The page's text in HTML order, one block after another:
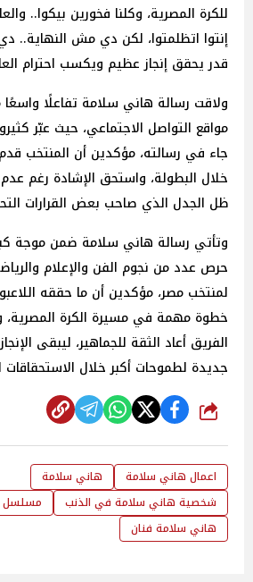
للكرة المصرية، وكلنا فخورين بيكوا..
إنتوا اتظلمتوا، لكن دي مش النهاية..
قدر يحقق إنجاز عظيم ويكسب احترام
ولاقت رسالة هاني سلامة تفاعلًا واسعًا
مواقع التواصل الاجتماعي، حيث عبّر
جاء في رسالته، مؤكدين أن المنتخب
خلال البطولة، واستحق الإشادة رغم
ظل الجدل الذي صاحب بعض القرارات
وتأتي رسالة هاني سلامة ضمن موجة
حرص عدد من نجوم الفن والإعلام
لمنتخب مصر، مؤكدين أن ما حققه
خطوة مهمة في مسيرة الكرة المصرية،
الفريق أعاد الثقة للجماهير، ليبقى
جديدة لطموحات أكبر خلال الاستحقاقات
شارك
اعمال هاني سلامة
هاني سلامة
شخصية هاني سلامة في الذنب
مسلسل
هاني سلامة فنان